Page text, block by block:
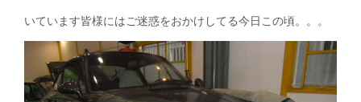
いています皆様にはご迷惑をおかけしてる今日この頃。。。